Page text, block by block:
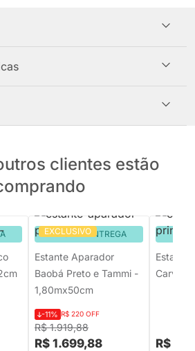
clientes estão
EXCLUSIVO
PRONTA ENTREGA
Estante Aparador
Baobá Preto e Tammi -
1,80mx50cm
R$ 1.919,88
-11% R$ 220 OFF
R$ 1.699,88
Estante
R$